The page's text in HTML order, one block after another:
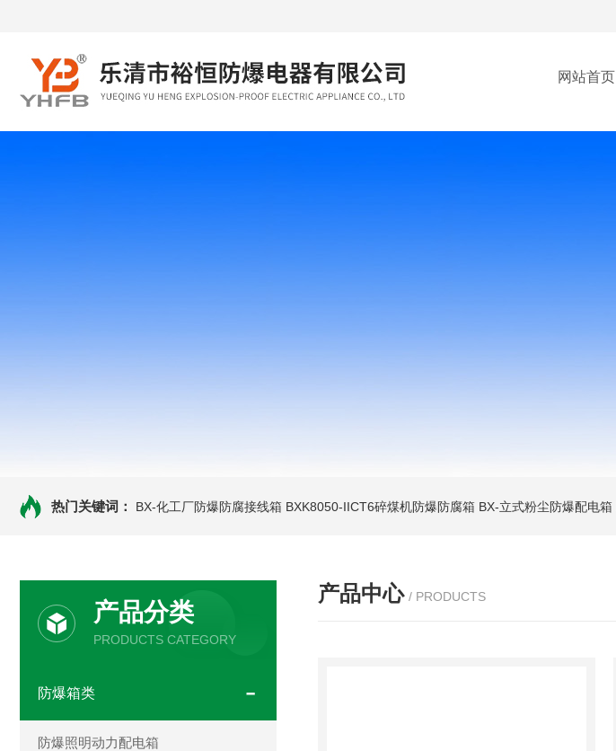
网站首页
热门关键词： BX-化工厂防爆防腐接线箱 BXK8050-IICT6碎煤机防爆防腐箱 BX-立式粉尘防爆配电箱
产品分类
PRODUCTS CATEGORY
防爆箱类
防爆照明动力配电箱
产品中心 / PRODUCTS